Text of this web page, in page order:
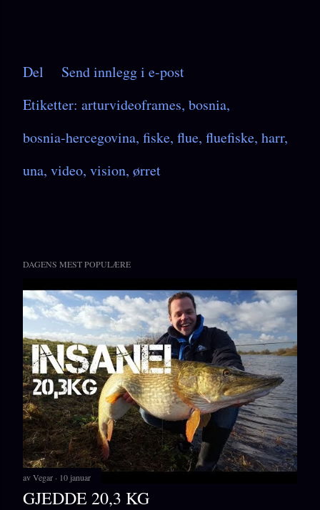
Del
Send innlegg i e-post
Etiketter: arturvideoframes bosnia
bosnia-hercegovina fiske flue fluefiske harr
una video vision ørret
DAGENS MEST POPULÆRE
avVegar 10 januar
GJEDDE 20,3 KG